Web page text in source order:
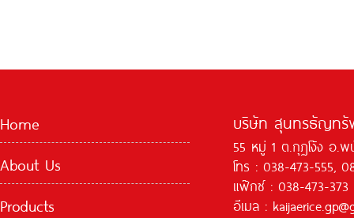
Home
About Us
Products
บริษัท สุนทรธัญทรั
55 หมู่ 1 ต.กุฏโง้ง อ.
โทร : 038-473-555,
แฟ๊กซ์ : 038-473-373
อีเมล :